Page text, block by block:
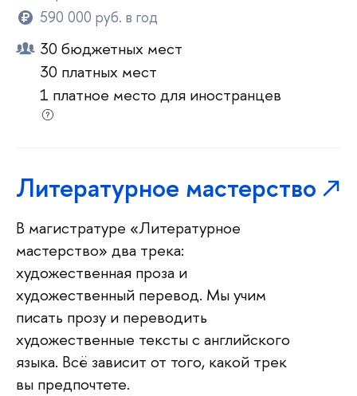
590 000 руб. в год
30 бюджетных мест
30 платных мест
1 платное место для иностранцев
Литературное мастерство
В магистратуре «Литературное
мастерство» два трека:
художественная проза и
художественный перевод. Мы учим
писать прозу и переводить
художественные тексты с английского
языка. Всё зависит от того, какой трек
вы предпочтете.